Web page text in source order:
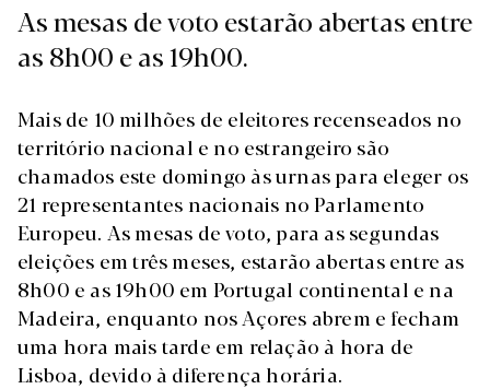
As mesas de voto estarão abertas entre
as 8h00 e as 19h00.
Mais de 10 milhões de eleitores recenseados no
território nacional e no estrangeiro são
chamados este domingo às urnas para eleger os
21 representantes nacionais no Parlamento
Europeu. As mesas de voto, para as segundas
eleições em três meses, estarão abertas entre as
8h00 e as 19h00 em Portugal continental e na
Madeira, enquanto nos Açores abrem e fecham
uma hora mais tarde em relação à hora de
Lisboa, devido à diferença horária.